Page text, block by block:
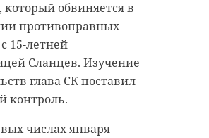
который обвиняется в
противоправных
15-летней
Сланцев. Изучение
глава СК поставил
контроль.
числах января